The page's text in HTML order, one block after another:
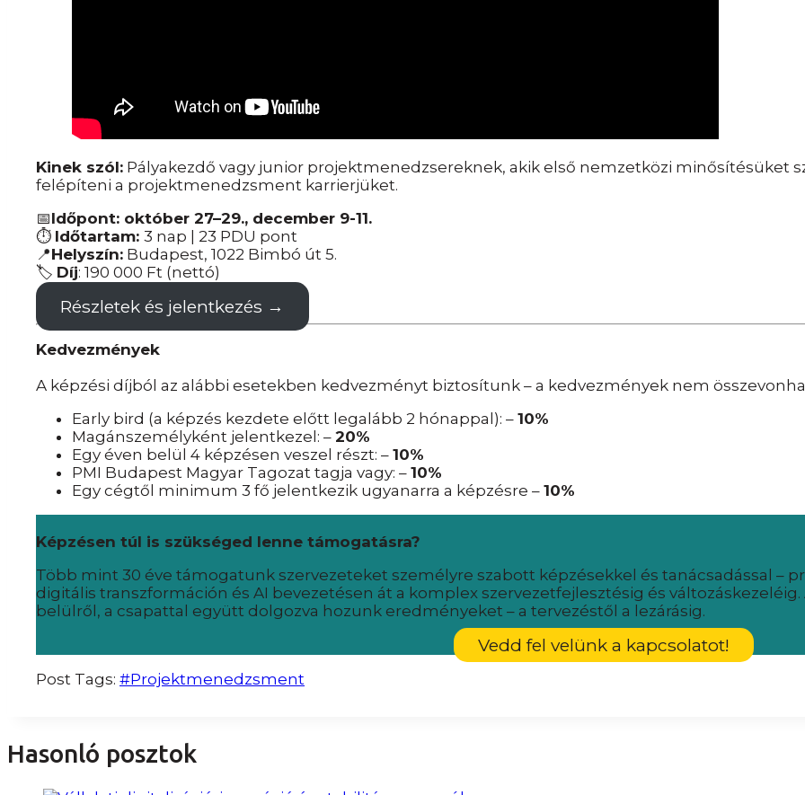
Kinek szól: Pályakezdő vagy junior projektmenedzsereknek, akik első nemzetközi minősítésüket
felépíteni a projektmenedzsment karrierjüket.
📅Időpont: október 27–29., december 9-11.
⏱ Időtartam: 3 nap | 23 PDU pont
📍Helyszín: Budapest, 1022 Bimbó út 5.
🏷️ Díj: 190 000 Ft (nettó)
Részletek és jelentkezés →
Kedvezmények
A képzési díjból az alábbi esetekben kedvezményt biztosítunk – a kedvezmények nem
Early bird (a képzés kezdete előtt legalább 2 hónappal): – 10%
Magánszemélyként jelentkezel: – 20%
Egy éven belül 4 képzésen veszel részt: – 10%
PMI Budapest Magyar Tagozat tagja vagy: – 10%
Egy cégtől minimum 3 fő jelentkezik ugyanarra a képzésre – 10%
Képzésen túl is szükséged lenne támogatásra?
Több mint 30 éve támogatunk szervezeteket személyre szabott képzésekkel és tanácsadással –
digitális transzformáción és AI bevezetésen át a komplex szervezetfejlesztésig és
belülről, a csapattal együtt dolgozva hozunk eredményeket – a tervezéstől a lezárásig.
Vedd fel velünk a kapcsolatot!
Post Tags: #Projektmenedzsment
Hasonló posztok